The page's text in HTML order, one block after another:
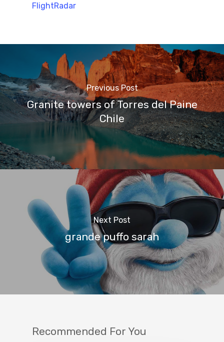
FlightRadar
Previous Post
Granite towers of Torres del Paine
Chile
Next Post
grande puffo sarah
Recommended For You